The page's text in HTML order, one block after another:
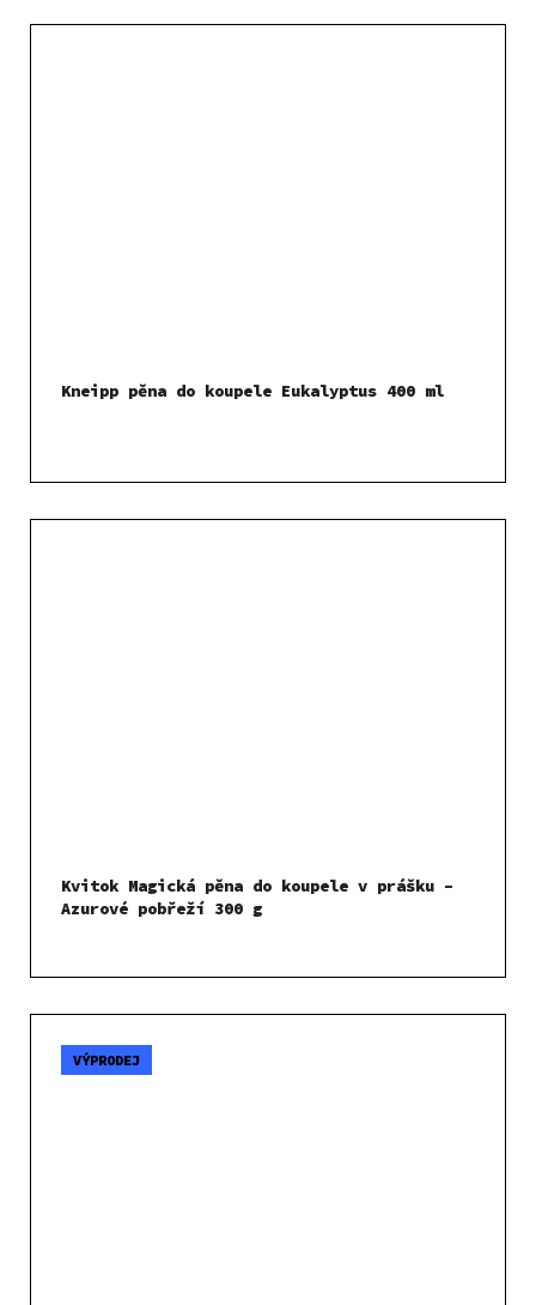
Kneipp pěna do koupele Eukalyptus 400 ml
Kvitok Magická pěna do koupele v prášku –
Azurové pobřeží 300 g
VÝPRODEJ